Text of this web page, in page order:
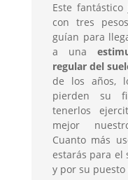
Este
con tres
guían para
a una
regular del
de los años,
pierden su
tenerlos
mejor
Cuanto más
estarás para el
y por su